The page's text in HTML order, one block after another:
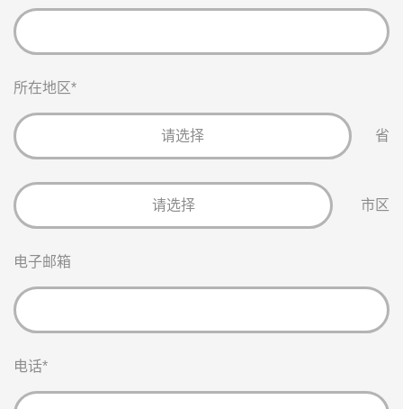
所在地区*
省
市区
电子邮箱
电话*